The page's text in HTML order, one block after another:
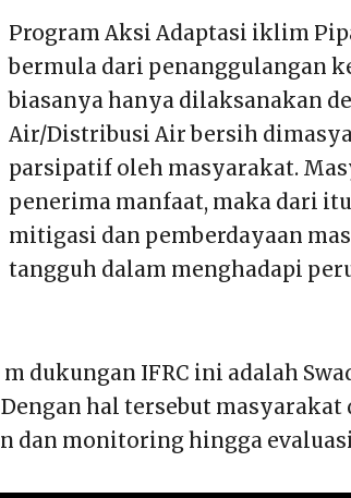
Program Aksi Adaptasi iklim
bermula dari penanggulangan
biasanya hanya dilaksanakan
Air/Distribusi Air bersih
parsipatif oleh masyarakat.
penerima manfaat, maka dari
mitigasi dan pemberdayaan
tangguh dalam menghadapi
dukungan IFRC ini adalah
hal tersebut
dan monitoring hingga